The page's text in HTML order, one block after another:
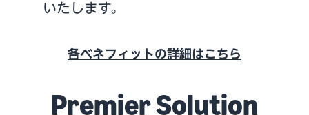
いたします。
各ベネフィットの詳細はこちら
Premier Solution